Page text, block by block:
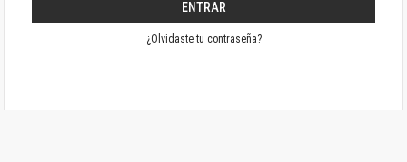
ENTRAR
¿Olvidaste tu contraseña?